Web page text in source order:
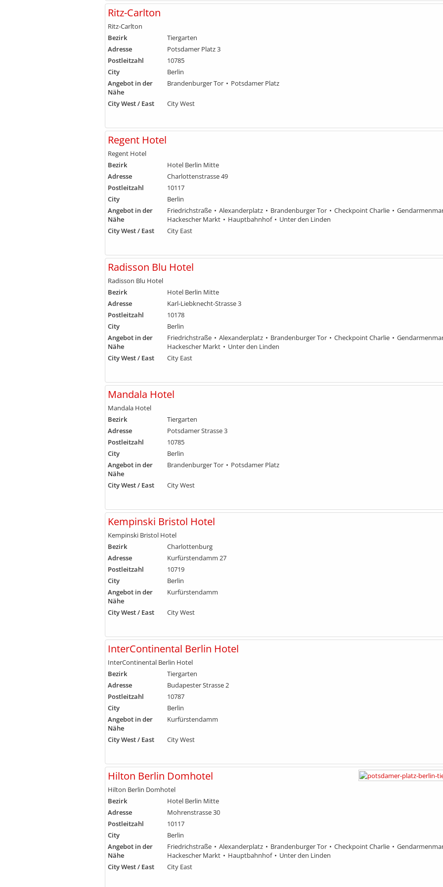
Ritz-Carlton
Ritz-Carlton
Bezirk
Tiergarten
Adresse
Potsdamer Platz 3
Postleitzahl
10785
City
Berlin
Angebot in der
Nähe
Brandenburger Tor Potsdamer Platz
City West / East City West
Regent Hotel
Regent Hotel
Bezirk
Hotel Berlin Mitte
Adresse
Charlottenstrasse 49
Postleitzahl
10117
City
Berlin
Angebot in der
Nähe
Friedrichstraße Alexanderplatz Brandenburger Tor Checkpoint Charlie
Hackescher Markt
Hauptbahnhof
Unter den Linden
City West / East
City East
Radisson Blu Hotel
Radisson Blu Hotel
Bezirk
Hotel Berlin Mitte
Adresse
Karl-Liebknecht-Strasse 3
Postleitzahl
10178
City
Berlin
Angebot in der
Nähe
Friedrichstraße Alexanderplatz Brandenburger Tor Checkpoint Charlie
Hackescher Markt
Unter den Linden
City West / East
City East
Mandala Hotel
Mandala Hotel
Bezirk
Tiergarten
Adresse
Potsdamer Strasse 3
Postleitzahl
10785
City
Berlin
Angebot in der
Nähe
Brandenburger Tor Potsdamer Platz
City West / East City West
Kempinski Bristol Hotel
Kempinski Bristol Hotel
Bezirk
Charlottenburg
Adresse
Kurfürstendamm 27
Postleitzahl
10719
City
Berlin
Angebot in der
Nähe
Kurfürstendamm
City West / East City West
InterContinental Berlin Hotel
InterContinental Berlin Hotel
Bezirk
Tiergarten
Adresse
Budapester Strasse 2
Postleitzahl
10787
City
Berlin
Angebot in der
Nähe
Kurfürstendamm
City West / East City West
Hilton Berlin Domhotel
Hilton Berlin Domhotel
Bezirk
Hotel Berlin Mitte
Adresse
Mohrenstrasse 30
Postleitzahl
10117
City
Berlin
Angebot in der
Nähe
Friedrichstraße Alexanderplatz Brandenburger Tor Checkpoint Charlie
Hackescher Markt
Hauptbahnhof
Unter den Linden
City West / East
City East